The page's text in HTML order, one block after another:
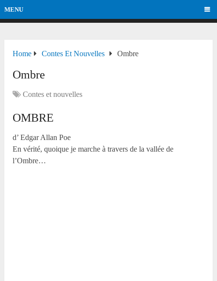
MENU
Home Contes Et Nouvelles Ombre
Ombre
Contes et nouvelles
OMBRE
d’ Edgar Allan Poe
En vérité, quoique je marche à travers de la vallée de
l’Ombre…